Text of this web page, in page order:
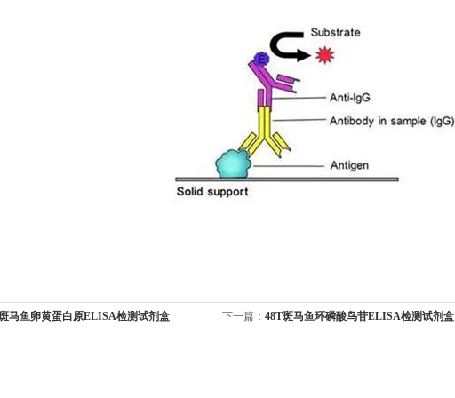
马鱼卵黄蛋白原ELISA检测试剂盒 下一篇： 48T斑马鱼环磷酸鸟苷ELISA检测试剂盒